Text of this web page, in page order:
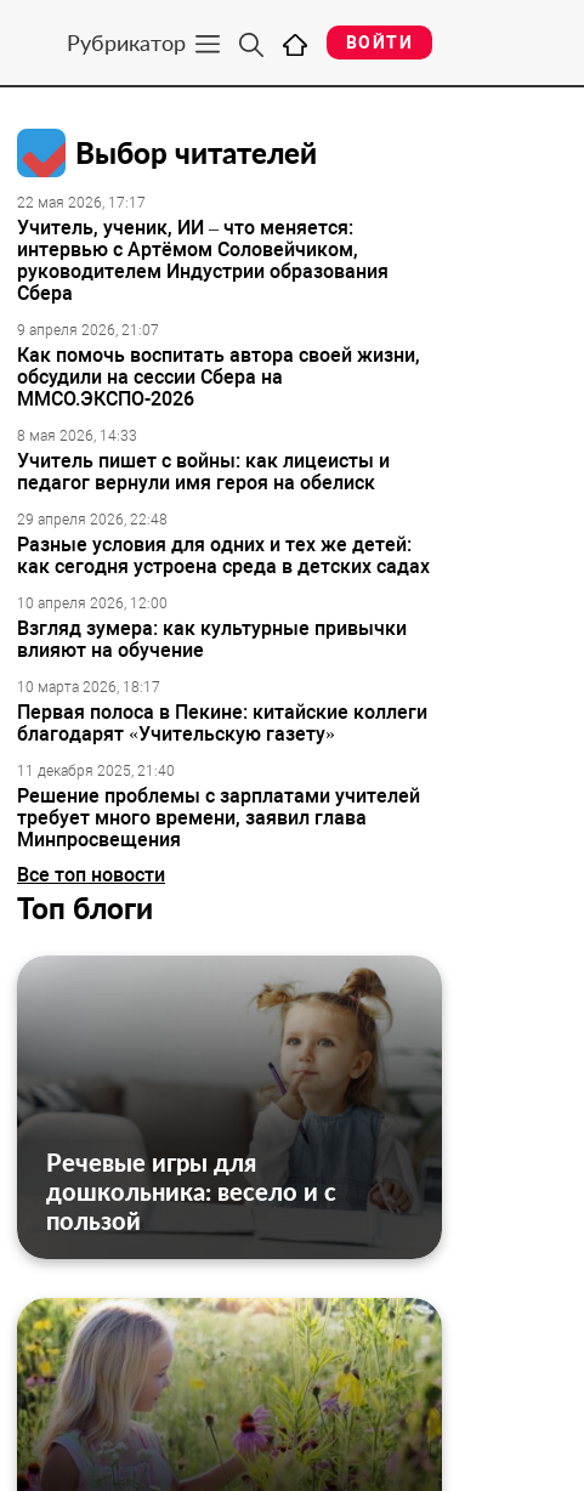
Рубрикатор ВОЙТИ
Выбор читателей
22 мая 2026, 17:17
Учитель, ученик, ИИ – что меняется:
интервью с Артёмом Соловейчиком,
руководителем Индустрии образования
Сбера
9 апреля 2026, 21:07
Как помочь воспитать автора своей жизни,
обсудили на сессии Сбера на
ММСО.ЭКСПО-2026
8 мая 2026, 14:33
Учитель пишет с войны: как лицеисты и
педагог вернули имя героя на обелиск
29 апреля 2026, 22:48
Разные условия для одних и тех же детей:
как сегодня устроена среда в детских садах
10 апреля 2026, 12:00
Взгляд зумера: как культурные привычки
влияют на обучение
10 марта 2026, 18:17
Первая полоса в Пекине: китайские коллеги
благодарят «Учительскую газету»
11 декабря 2025, 21:40
Решение проблемы с зарплатами учителей
требует много времени, заявил глава
Минпросвещения
Все топ новости
Топ блоги
Речевые игры для
дошкольника: весело и с
пользой